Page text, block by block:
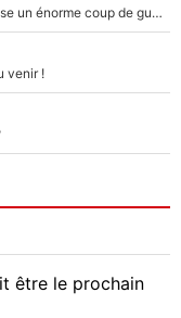
Victime de racisme contre Murray, Kyrgios pousse un énorme coup de gueule !
venir !
être le prochain